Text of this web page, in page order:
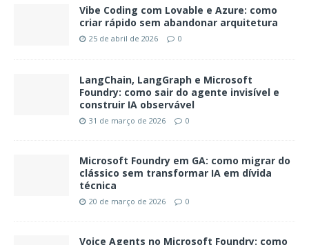
Vibe Coding com Lovable e Azure: como
criar rápido sem abandonar arquitetura
25 de abril de 2026 0
LangChain, LangGraph e Microsoft
Foundry: como sair do agente invisível e
construir IA observável
31 de março de 2026 0
Microsoft Foundry em GA: como migrar do
clássico sem transformar IA em dívida
técnica
20 de março de 2026 0
Voice Agents no Microsoft Foundry: como